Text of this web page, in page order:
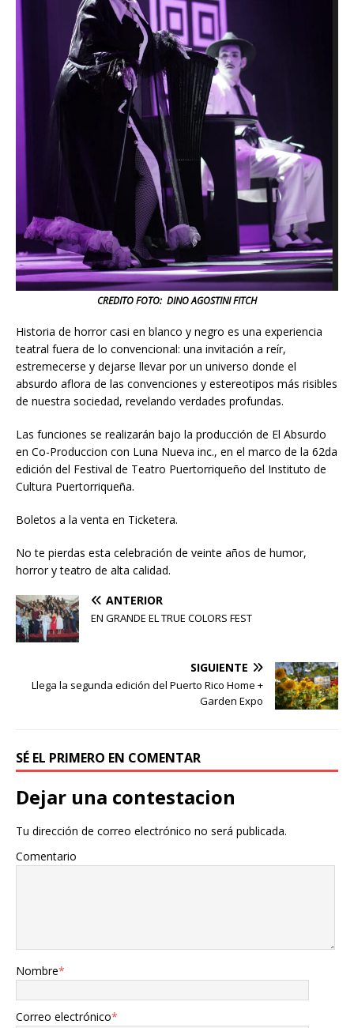
CREDITO FOTO: DINO AGOSTINI FITCH
Historia de horror casi en blanco y negro es una experiencia
teatral fuera de lo convencional: una invitación a reír,
estremecerse y dejarse llevar por un universo donde el
absurdo aflora de las convenciones y estereotipos más risibles
de nuestra sociedad, revelando verdades profundas.
Las funciones se realizarán bajo la producción de El Absurdo
en Co-Produccion con Luna Nueva inc., en el marco de la 62da
edición del Festival de Teatro Puertorriqueño del Instituto de
Cultura Puertorriqueña.
Boletos a la venta en Ticketera.
No te pierdas esta celebración de veinte años de humor,
horror y teatro de alta calidad.
ANTERIOR
EN GRANDE EL TRUE COLORS FEST
SIGUIENTE
Llega la segunda edición del Puerto Rico Home +
Garden Expo
SÉ EL PRIMERO EN COMENTAR
Dejar una contestacion
Tu dirección de correo electrónico no será publicada.
Comentario
Nombre*
Correo electrónico*